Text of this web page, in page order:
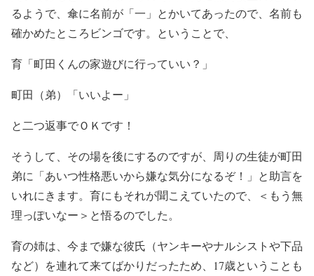
るようで、傘に名前が「一」とかいてあったので、名前も
確かめたところビンゴです。ということで、
育「町田くんの家遊びに行っていい？」
町田（弟）「いいよー」
と二つ返事でＯＫです！
そうして、その場を後にするのですが、周りの生徒が町田
弟に「あいつ性格悪いから嫌な気分になるぞ！」と助言を
いれにきます。育にもそれが聞こえていたので、＜もう無
理っぽいなー＞と悟るのでした。
育の姉は、今まで嫌な彼氏（ヤンキーやナルシストや下品
など）を連れて来てばかりだったため、17歳ということも